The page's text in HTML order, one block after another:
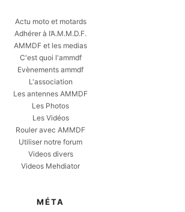
Actu moto et motards
Adhérer à l’A.M.M.D.F.
AMMDF et les medias
C'est quoi l'ammdf
Evènements ammdf
L'association
Les antennes AMMDF
Les Photos
Les Vidéos
Rouler avec AMMDF
Utiliser notre forum
Videos divers
Videos Mehdiator
MÉTA